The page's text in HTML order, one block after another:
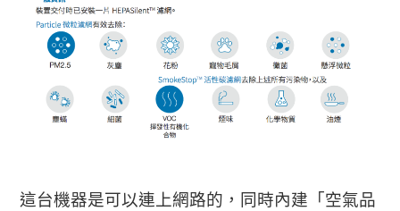
這台機器是可以連上網路的，同時內建「空氣品